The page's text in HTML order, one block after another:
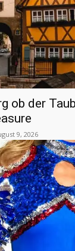
ob der
9, 2026